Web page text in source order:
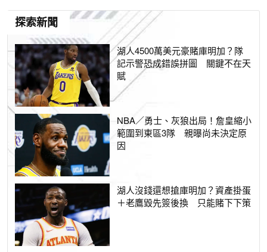
探索新聞
湖人4500萬美元豪賭庫明加？隊
記示警恐成錯誤拼圖 關鍵不在天
賦
NBA／勇士、灰狼出局！詹皇縮小
範圍到東區3隊 親曝尚未決定原
因
湖人沒錢還想搶庫明加？資產掛蛋
＋老鷹毀先簽後換 只能賭下下策